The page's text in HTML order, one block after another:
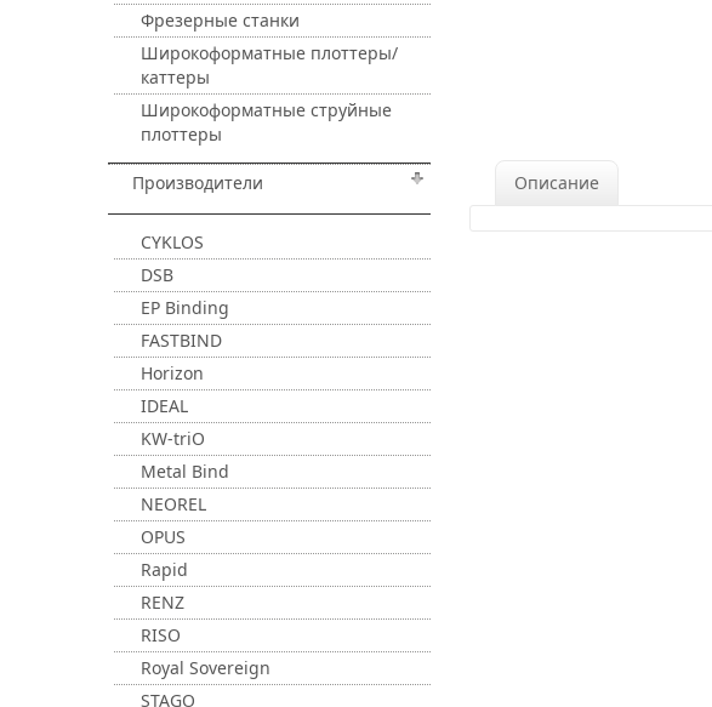
Фрезерные станки
Широкоформатные плоттеры/
каттеры
Широкоформатные струйные
плоттеры
Производители
CYKLOS
DSB
EP Binding
FASTBIND
Horizon
IDEAL
KW-triO
Metal Bind
NEOREL
OPUS
Rapid
RENZ
RISO
Royal Sovereign
STAGO
Описание